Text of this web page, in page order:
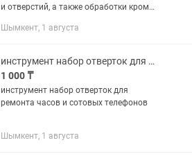
и отверстий, а также обработки кромок
пластика. Мощность (Вт): 1400
Шымкент, 1 августа
инструмент набор отверток для ремонта часов и сотовых телефонов
1 000 ₸
инструмент набор отверток для
ремонта часов и сотовых телефонов
Шымкент, 1 августа